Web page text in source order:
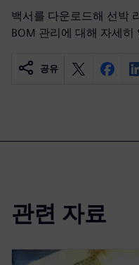
백서를 다운로드해 선박
BOM 관리에 대해 자세히
공유
관련 자료